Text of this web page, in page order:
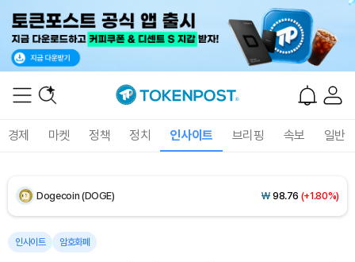
경제 마켓 정책 정치 인사이트 브리핑 속보 일반
XRP (XRP) ₩ 1,456(+1.73%)
Dogecoin (DOGE) ₩ 98.76 (+1.80%)
Bitcoin (BTC)
인사이트 암호화폐